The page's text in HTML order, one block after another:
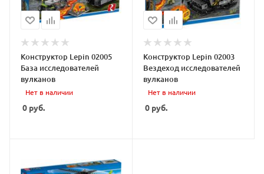
Конструктор Lepin 02005
База исследователей
вулканов
Нет в наличии
0 руб.
Конструктор Lepin 02003
Вездеход исследователей
вулканов
Нет в наличии
0руб.